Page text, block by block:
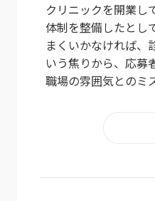
クリニックを開業し
体制を整備したとし
まくいかなければ、
いう焦りから、応募
職場の雰囲気とのミ